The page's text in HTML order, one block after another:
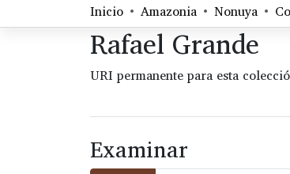
Inicio
Amazonia Nonuya
Rafael Grande
URI permanente para esta
Examinar